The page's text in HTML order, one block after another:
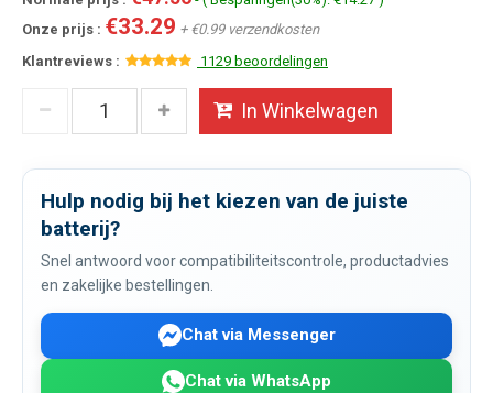
Onze prijs : €33.29 + €0.99 verzendkosten
Klantreviews :
1129 beoordelingen
In Winkelwagen
Hulp nodig bij het kiezen van de juiste
batterij?
Snel antwoord voor compatibiliteitscontrole, productadvies
en zakelijke bestellingen.
Chat via Messenger
Chat via WhatsApp